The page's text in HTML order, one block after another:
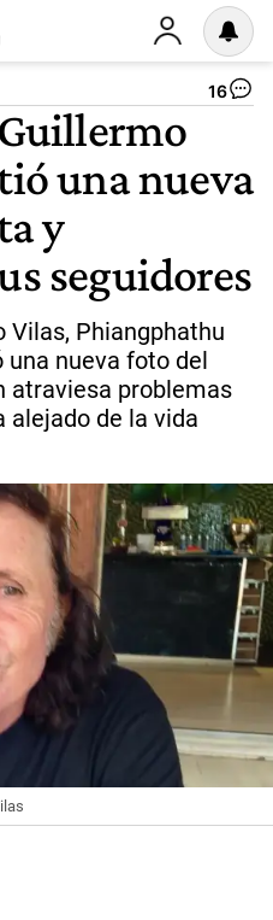
16
una nueva
y
seguidores
Vilas, Phiangphathu
nueva foto del
atraviesa problemas
alejado de la vida